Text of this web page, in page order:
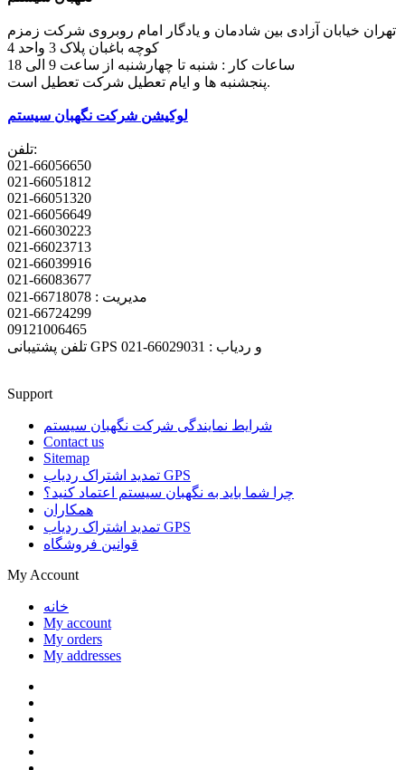
تهران خیابان آزادی بین شادمان و یادگار امام روبروی شرکت زمزم
کوچه باغبان پلاک 3 واحد 4
پنجشنبه ها و ایام تعطیل شرکت تعطیل است.
لوکیشن شرکت نگهبان سیستم
تلفن:
021-66056650
021-66051812
021-66051320
021-66056649
021-66030223
021-66023713
021-66039916
021-66083677
مدیریت : 66718078-021
021-66724299
09121006465
تلفن پشتیبانی GPS و ردیاب : 66029031-021
Support
شرایط نمایندگی شرکت نگهبان سیستم
Contact us
Sitemap
تمدید اشتراک ردیاب GPS
چرا شما باید به نگهبان سیستم اعتماد کنید؟
همکاران
تمدید اشتراک ردیاب GPS
قوانین فروشگاه
My Account
خانه
My account
My orders
My addresses